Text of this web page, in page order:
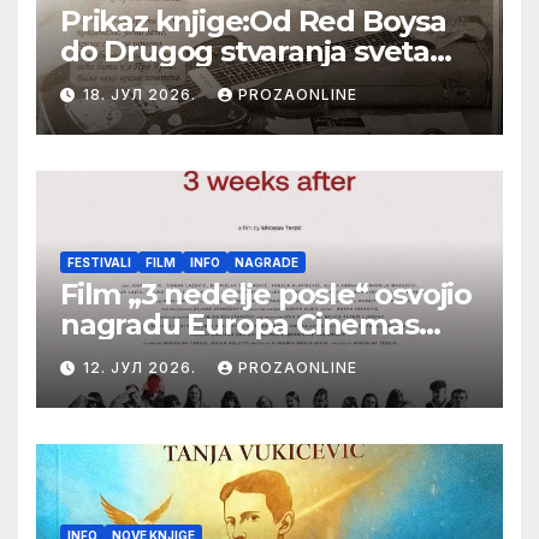
Prikaz knjige:Od Red Boysa
do Drugog stvaranja sveta
(bilo neko vreme pošteno)
(autor- Zlatomira Sremca,
Botoš 2022. godine,
samizdat)
18. ЈУЛ 2026. PROZAONLINE
FESTIVALI FILM INFO NAGRADE
Film „3 nedelje posle“ osvojio
nagradu Europa Cinemas
Label na Filmskom festivalu
u Karlovim Varima
12. ЈУЛ 2026. PROZAONLINE
INFO NOVE KNJIGE